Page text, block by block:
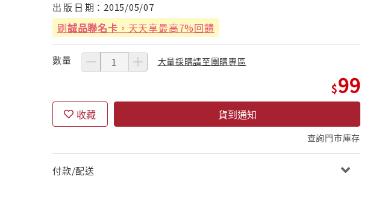
出 版 日 期： 2015/05/07
刷誠品聯名卡 ，天天享最高7%回饋
數量 大量採購請至團購專區
99
收藏 貨到通知
查詢門市庫存
付款/配送